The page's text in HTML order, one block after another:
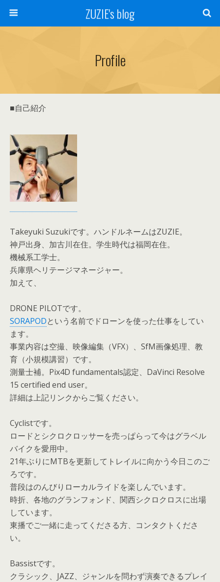
ZUZIE's blog
Profile
■自己紹介
Takeyuki Suzukiです。ハンドルネームはZUZIE。
神戸出身、加古川在住。学生時代は福岡在住。
機械系工学士。
兵庫県ヘリテージマネージャー。
加えて、
DRONE PILOTです。
SORAPODという名前でドローンを使った仕事をしてい
ます。
事業内容は空撮、映像編集（VFX）、SfM画像処理、教
育（小規模講習）です。
測量士補。Pix4D fundamentals認定、DaVinci Resolve
15 certified end user。
詳細は上記リンクからご覧ください。
Cyclistです。
ロードとシクロクロッサーを売っぱらって今はグラベル
バイクを愛用中。
21年ぶりにMTBを更新してトレイルに向かう今日このご
ろです。
普段はのんびりローカルライドを楽しんでいます。
時折、各地のグランフォンド、関西シクロクロスに出場
しています。
東播でご一緒に走ってくださる方、コンタクトくださ
い。
Bassistです。
クラシック、JAZZ、ジャンルを問わず演奏できるプレイ